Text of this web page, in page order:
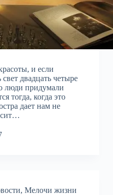
и если
двадцать четыре
люди придумали
тогда, когда это
дает нам не
, Мелочи жизни